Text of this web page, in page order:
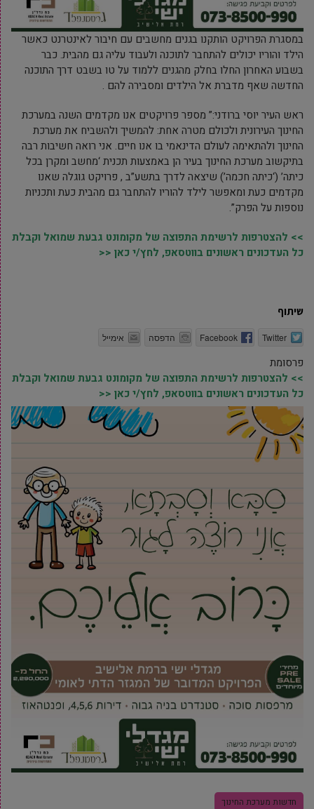
במסגרת הפרויקט הותקנו בגנים מחשבים עם חיבור לאינטרנט כאשר
הילד והוריו יכולים להתחבר לתוכנה ולעבוד עליה גם מהבית. כבר
בשבוע האחרון החלו בחלק מהגנים ללמוד על טו בשבט דרך התוכנה
החדשה שאף מדברת אל הילדים ומסבירה להם .
ראש העיר יוסי ברודני:” מספר פרויקטים אנו מקדמים השנה במערכת
החינוך העירונית ולכולם מטרה אחת: להמשיך ולהשביח את מערכת
החינוך ולהתאימה לעולם הדינאמי בו אנו חיים. אני רואה חשיבות רבה
בתיקשוב מערכת החינוך בעיר הן באמצעות תכנית ‘מחשב ומקרן בכל
כיתה’ (‘כיתה חכמה’) שיצאה לדרך בתשע”ב , פרויקט גוגלה שאנו
מקדמים כעת ומאפשר לילד להוריו להתחבר גם מהבית כעת ותכניות
נוספות על הפרק”.
>> להצטרפות לרשימת התפוצה של מקומונט גבעת שמואל וקבלת
כל העדכונים ראשונים בווטסאפ, לחץ/י כאן <<
שיתוף
Twitter
Facebook הדפסה אימייל
פרסומת
>> להצטרפות לרשימת התפוצה של מקומונט גבעת שמואל וקבלת
כל העדכונים ראשונים בווטסאפ, לחץ/י כאן <<
חדשות מערכת החינוך